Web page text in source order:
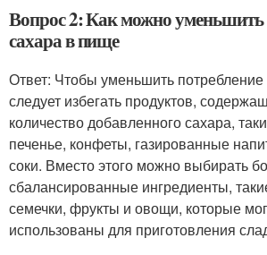
Вопрос 2: Как можно уменьшить
сахара в пище
Ответ: Чтобы уменьшить
следует избегать продуктов,
количество добавленного сахара,
печенье, конфеты, газированные
соки. Вместо этого можно выбирать
сбалансированные ингредиенты,
семечки, фрукты и овощи, которые
использованы для приготовления